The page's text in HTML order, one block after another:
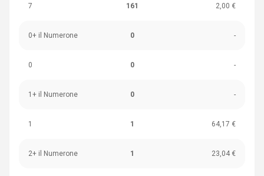
7 161 2,00 €
0+ il Numerone 0 -
0 0 -
1+ il Numerone 0 -
1 1 64,17 €
2+ il Numerone 1 23,04 €